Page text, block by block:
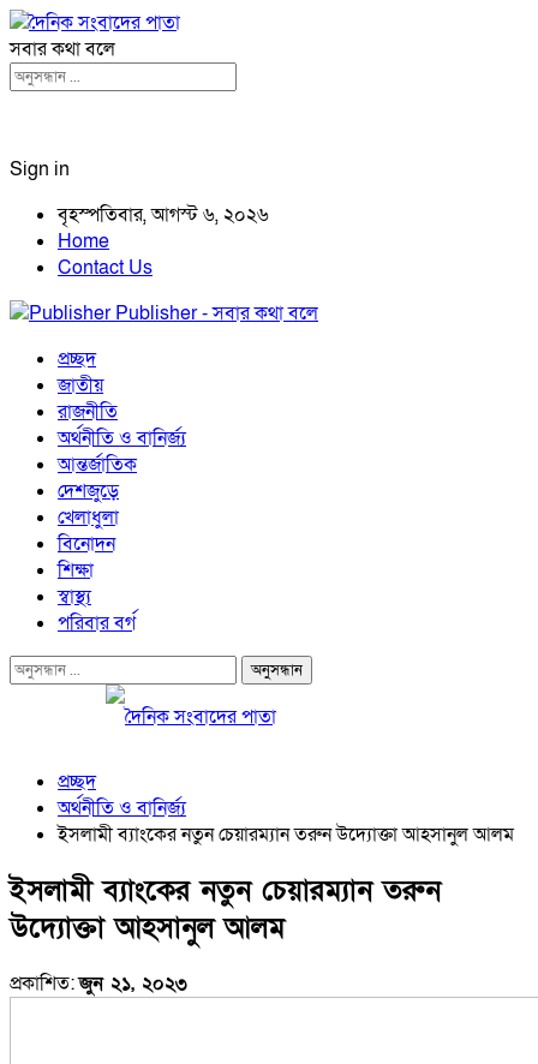
সবার কথা বলে
Sign in
বৃহস্পতিবার, আগস্ট ৬, ২০২৬
Home
Contact Us
Publisher - সবার কথা বলে
প্রচ্ছদ
জাতীয়
রাজনীতি
অর্থনীতি ও বানির্জ্য
আন্তর্জাতিক
দেশজুড়ে
খেলাধুলা
বিনোদন
শিক্ষা
স্বাস্থ্য
পরিবার বর্গ
প্রচ্ছদ
অর্থনীতি ও বানির্জ্য
ইসলামী ব্যাংকের নতুন চেয়ারম্যান তরুন উদ্যোক্তা আহসানুল আলম
ইসলামী ব্যাংকের নতুন চেয়ারম্যান তরুন
উদ্যোক্তা আহসানুল আলম
প্রকাশিত:জুন ২১, ২০২৩